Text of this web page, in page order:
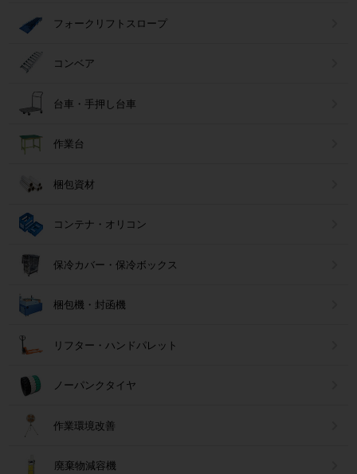
フォークリフトスロープ
コンベア
台車・手押し台車
作業台
梱包資材
コンテナ・オリコン
保冷カバー・保冷ボックス
梱包機・封函機
リフター・ハンドパレット
ノーパンクタイヤ
作業環境改善
廃棄物減容機